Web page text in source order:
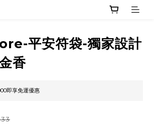
平安符袋-獨家設計
香
即享免運優惠